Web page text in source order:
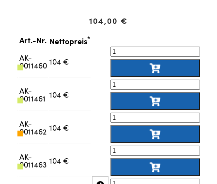
104,00 €
Art.-Nr. Nettopreis*
AK-
0011460 104 €
AK-
0011461 104 €
AK-
0011462 104 €
AK-
0011463 104 €